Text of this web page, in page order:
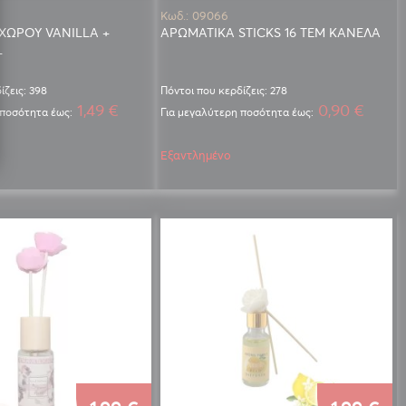
VANILLA +
398
ποσότητα έως: 1,49 €
Κωδ.: 09066
ΑΡΩΜΑΤΙΚΑ STICKS 16 ΤΕΜ ΚΑΝΕΛΑ
Πόντοι που κερδίζεις: 278
Για μεγαλύτερη ποσότητα έως: 0,90 €
Εξαντλημένο